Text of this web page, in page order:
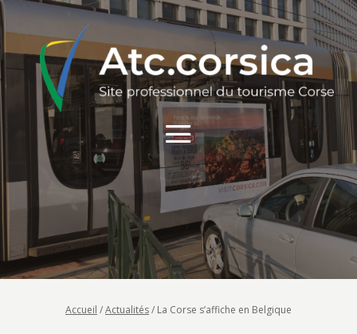
Accueil /Actualités/ La Corse s’affiche en Belgique